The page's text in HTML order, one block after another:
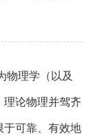
物理学（以及
理论物理并驾齐
于可靠、有效地